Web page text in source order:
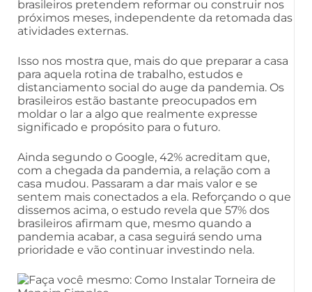
brasileiros pretendem reformar ou construir nos
próximos meses, independente da retomada das
atividades externas.
Isso nos mostra que, mais do que preparar a casa
para aquela rotina de trabalho, estudos e
distanciamento social do auge da pandemia. Os
brasileiros estão bastante preocupados em
moldar o lar a algo que realmente expresse
significado e propósito para o futuro.
Ainda segundo o Google, 42% acreditam que,
com a chegada da pandemia, a relação com a
casa mudou. Passaram a dar mais valor e se
sentem mais conectados a ela. Reforçando o que
dissemos acima, o estudo revela que 57% dos
brasileiros afirmam que, mesmo quando a
pandemia acabar, a casa seguirá sendo uma
prioridade e vão continuar investindo nela.